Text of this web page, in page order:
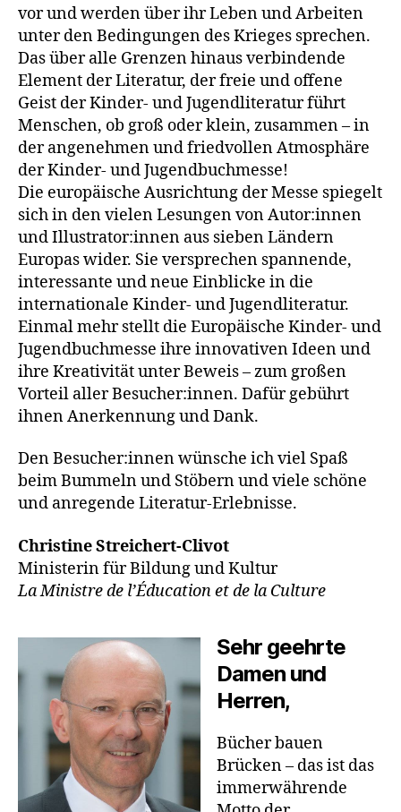
vor und werden über ihr Leben und Arbeiten
unter den Bedingungen des Krieges sprechen.
Das über alle Grenzen hinaus verbindende
Element der Literatur, der freie und offene
Geist der Kinder- und Jugendliteratur führt
Menschen, ob groß oder klein, zusammen – in
der angenehmen und friedvollen Atmosphäre
der Kinder- und Jugendbuchmesse!
Die europäische Ausrichtung der Messe spiegelt
sich in den vielen Lesungen von Autor:innen
und Illustrator:innen aus sieben Ländern
Europas wider. Sie versprechen spannende,
interessante und neue Einblicke in die
internationale Kinder- und Jugendliteratur.
Einmal mehr stellt die Europäische Kinder- und
Jugendbuchmesse ihre innovativen Ideen und
ihre Kreativität unter Beweis – zum großen
Vorteil aller Besucher:innen. Dafür gebührt
ihnen Anerkennung und Dank.
Den Besucher:innen wünsche ich viel Spaß
beim Bummeln und Stöbern und viele schöne
und anregende Literatur-Erlebnisse.
Christine Streichert-Clivot
Ministerin für Bildung und Kultur
La Ministre de l’Éducation et de la Culture
Sehr geehrte
Damen und
Herren,
Bücher bauen
Brücken – das ist das
immerwährende